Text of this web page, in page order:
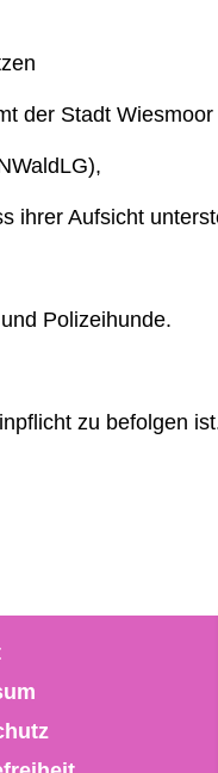
der Stadt Wiesmoor
ihrer Aufsicht
Polizeihunde.
zu befolgen